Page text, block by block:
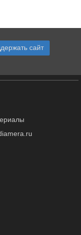
сайт